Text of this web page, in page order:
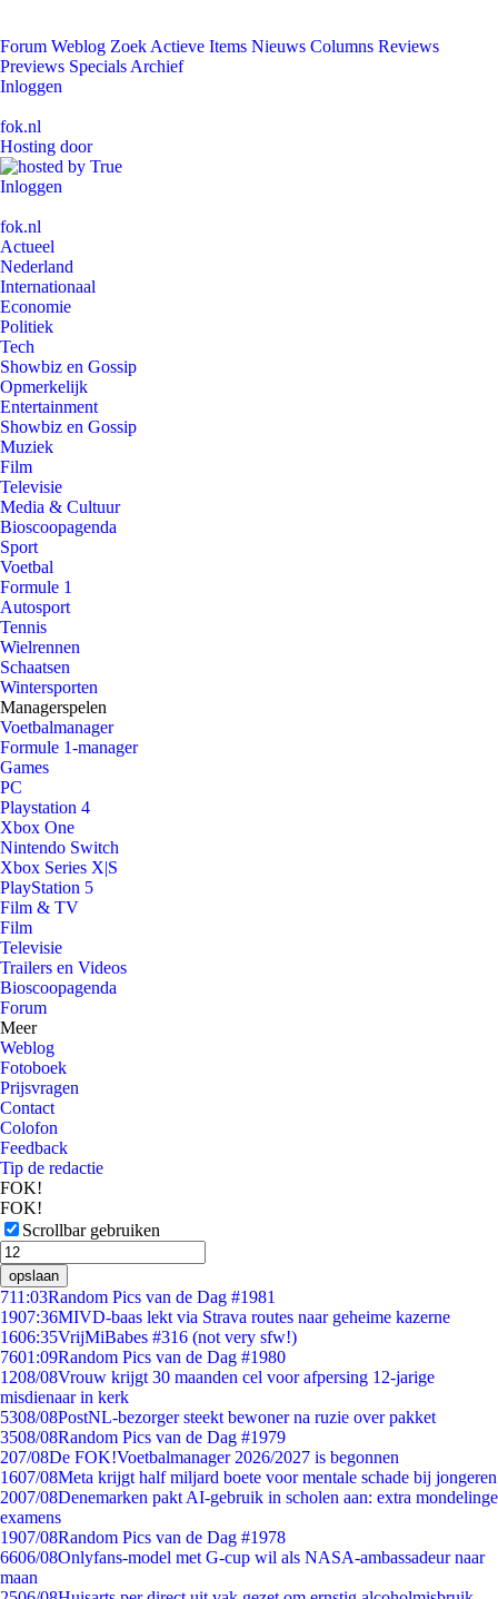
Forum Weblog Zoek Actieve Items Nieuws Columns Reviews
Previews Specials Archief
Inloggen
fok.nl
Hosting door
Inloggen
fok.nl
Actueel
Nederland
Internationaal
Economie
Politiek
Tech
Showbiz en Gossip
Opmerkelijk
Entertainment
Showbiz en Gossip
Muziek
Film
Televisie
Media & Cultuur
Bioscoopagenda
Sport
Voetbal
Formule 1
Autosport
Tennis
Wielrennen
Schaatsen
Wintersporten
Managerspelen
Voetbalmanager
Formule 1-manager
Games
PC
Playstation 4
Xbox One
Nintendo Switch
Xbox Series X|S
PlayStation 5
Film & TV
Film
Televisie
Trailers en Videos
Bioscoopagenda
Forum
Meer
Weblog
Fotoboek
Prijsvragen
Contact
Colofon
Feedback
Tip de redactie
FOK!
FOK!
Scrollbar gebruiken
opslaan
711:03Random Pics van de Dag #1981
1907:36MIVD-baas lekt via Strava routes naar geheime kazerne
1606:35VrijMiBabes #316 (not very sfw!)
7601:09Random Pics van de Dag #1980
1208/08Vrouw krijgt 30 maanden cel voor afpersing 12-jarige
misdienaar in kerk
5308/08PostNL-bezorger steekt bewoner na ruzie over pakket
3508/08Random Pics van de Dag #1979
207/08De FOK!Voetbalmanager 2026/2027 is begonnen
1607/08Meta krijgt half miljard boete voor mentale schade bij jongeren
2007/08Denemarken pakt AI-gebruik in scholen aan: extra mondelinge
examens
1907/08Random Pics van de Dag #1978
6606/08Onlyfans-model met G-cup wil als NASA-ambassadeur naar
maan